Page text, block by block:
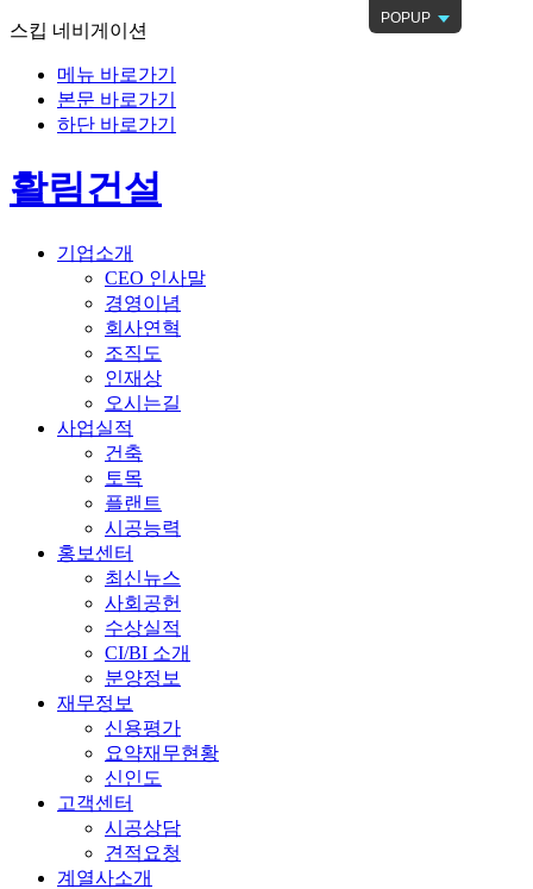
스킵 네비게이션
메뉴 바로가기
본문 바로가기
하단 바로가기
POPUP
활림건설
기업소개
CEO 인사말
경영이념
회사연혁
조직도
인재상
오시는길
사업실적
건축
토목
플랜트
시공능력
홍보센터
최신뉴스
사회공헌
수상실적
CI/BI 소개
분양정보
재무정보
신용평가
요약재무현황
신인도
고객센터
시공상담
견적요청
계열사소개